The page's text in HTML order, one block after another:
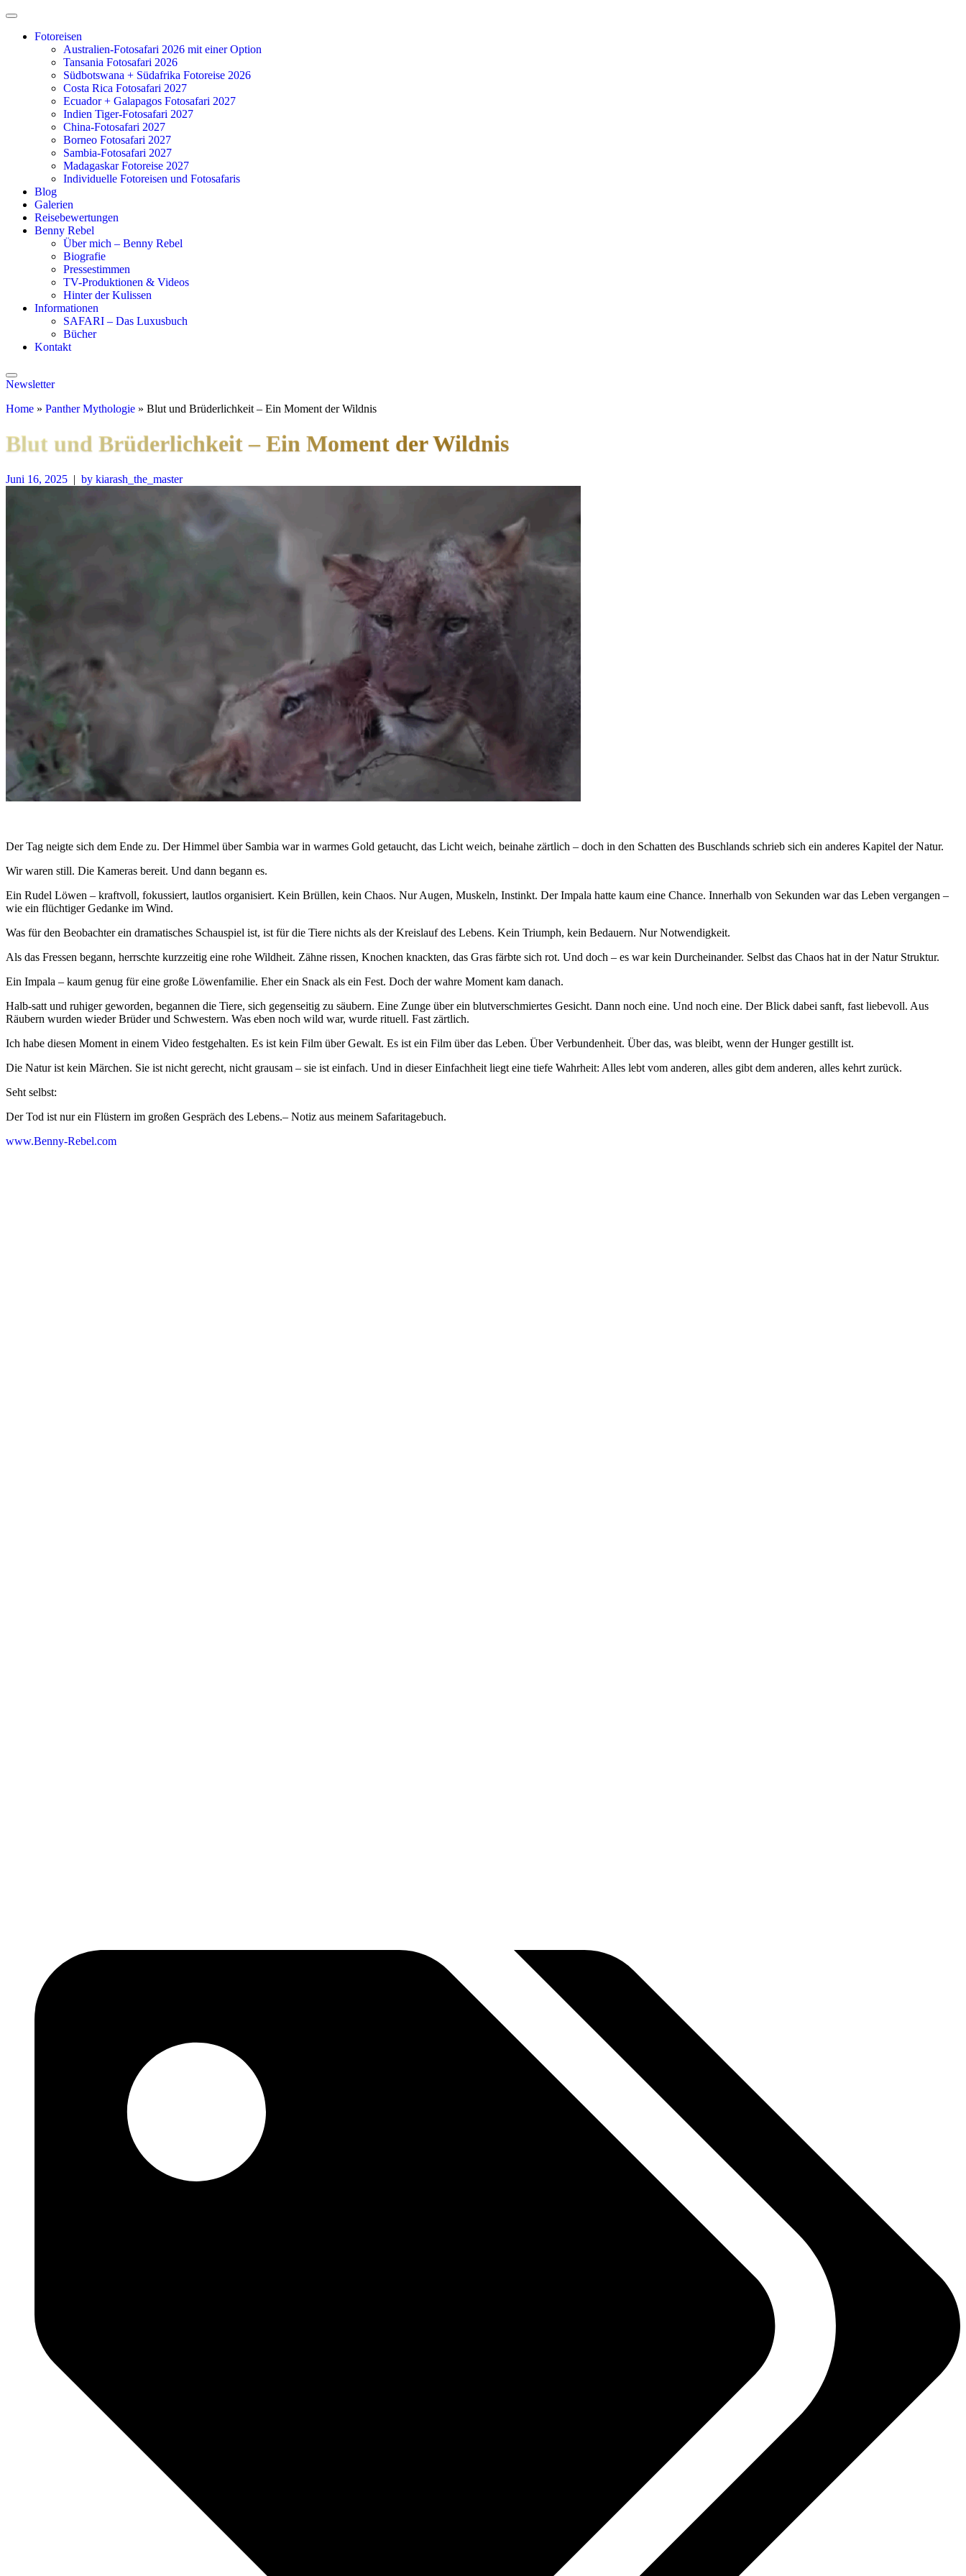
Zum
springenFotoreisen
Australien-Fotosafari 2026 mit einer Option
Tansania Fotosafari 2026
Südbotswana + Südafrika Fotoreise 2026
Costa Rica Fotosafari 2027
Ecuador + Galapagos Fotosafari 2027
Indien Tiger-Fotosafari 2027
China-Fotosafari 2027
Borneo Fotosafari 2027
Sambia-Fotosafari 2027
Madagaskar Fotoreise 2027
Individuelle Fotoreisen und Fotosafaris
Blog
Galerien
Reisebewertungen
Benny Rebel
Über mich – Benny Rebel
Biografie
Pressestimmen
TV-Produktionen & Videos
Hinter der Kulissen
Informationen
SAFARI – Das Luxusbuch
Bücher
Kontakt
Newsletter
Home » Panther Mythologie » Blut und Brüderlichkeit – Ein Moment der Wildnis
Blut und Brüderlichkeit – Ein Moment der Wildnis
Juni 16, 2025 | by kiarash_the_master
Der Tag neigte sich dem Ende zu. Der Himmel über Sambia war in warmes Gold getaucht, das Licht weich, beinahe zärtlich – doch in den Schatten des Buschlands schrieb sich ein anderes Kapitel der Natur.
Wir waren still. Die Kameras bereit. Und dann begann es.
Ein Rudel Löwen – kraftvoll, fokussiert, lautlos organisiert. Kein Brüllen, kein Chaos. Nur Augen, Muskeln, Instinkt. Der Impala hatte kaum eine Chance. Innerhalb von Sekunden war das Leben vergangen –
wie ein flüchtiger Gedanke im Wind.
Was für den Beobachter ein dramatisches Schauspiel ist, ist für die Tiere nichts als der Kreislauf des Lebens. Kein Triumph, kein Bedauern. Nur Notwendigkeit.
Als das Fressen begann, herrschte kurzzeitig eine rohe Wildheit. Zähne rissen, Knochen knackten, das Gras färbte sich rot. Und doch – es war kein Durcheinander. Selbst das Chaos hat in der Natur Struktur.
Ein Impala – kaum genug für eine große Löwenfamilie. Eher ein Snack als ein Fest. Doch der wahre Moment kam danach.
Halb-satt und ruhiger geworden, begannen die Tiere, sich gegenseitig zu säubern. Eine Zunge über ein blutverschmiertes Gesicht. Dann noch eine. Und noch eine. Der Blick dabei sanft, fast liebevoll. Aus
Räubern wurden wieder Brüder und Schwestern. Was eben noch wild war, wurde rituell. Fast zärtlich.
Ich habe diesen Moment in einem Video festgehalten. Es ist kein Film über Gewalt. Es ist ein Film über das Leben. Über Verbundenheit. Über das, was bleibt, wenn der Hunger gestillt ist.
Die Natur ist kein Märchen. Sie ist nicht gerecht, nicht grausam – sie ist einfach. Und in dieser Einfachheit liegt eine tiefe Wahrheit: Alles lebt vom anderen, alles gibt dem anderen, alles kehrt zurück.
Seht selbst:
Der Tod ist nur ein Flüstern im großen Gespräch des Lebens.– Notiz aus meinem Safaritagebuch.
www.Benny-Rebel.com